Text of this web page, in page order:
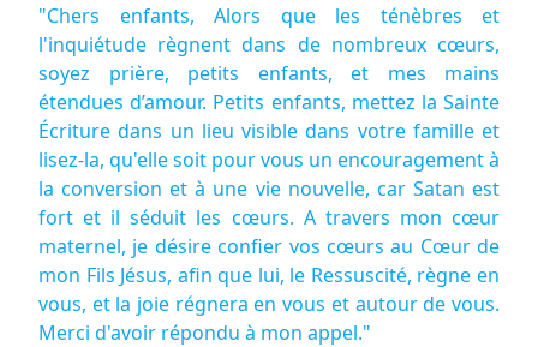
"Chers enfants, Alors que les ténèbres et
l'inquiétude règnent dans de nombreux cœurs,
soyez prière, petits enfants, et mes mains
étendues d’amour. Petits enfants, mettez la Sainte
Écriture dans un lieu visible dans votre famille et
lisez-la, qu'elle soit pour vous un encouragement à
la conversion et à une vie nouvelle, car Satan est
fort et il séduit les cœurs. A travers mon cœur
maternel, je désire confier vos cœurs au Cœur de
mon Fils Jésus, afin que lui, le Ressuscité, règne en
vous, et la joie régnera en vous et autour de vous.
Merci d'avoir répondu à mon appel."